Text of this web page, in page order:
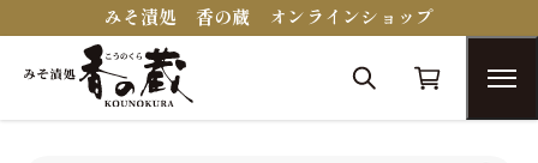
みそ漬処 香の蔵 オンラインショップ